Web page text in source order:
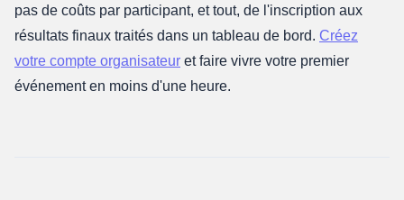
pas de coûts par participant, et tout, de l'inscription aux
résultats finaux traités dans un tableau de bord. Créez
votre compte organisateur et faire vivre votre premier
événement en moins d'une heure.